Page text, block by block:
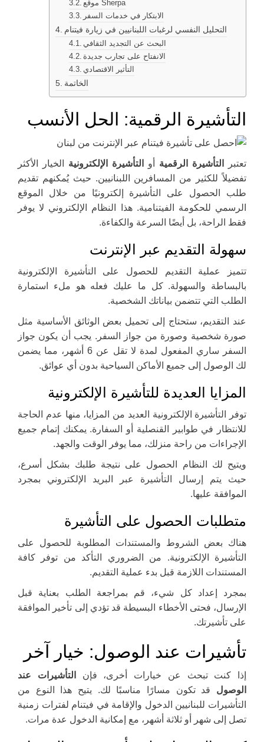
موقع Sherpa
الابتكار في خدمات السفر
التحليل النفسي لرغبات اللبنانيين في زيارة فيتنام
البحث عن التجديد الثقافي
الانفتاح على تجارب جديدة
التأثير الاقتصادي
الخاتمة
التأشيرة الرقمية: الحل الأنسب
تعتبر التأشيرة الرقمية أو التأشيرة الإلكترونية الخيار الأكثر
تفضيلاً للكثير من المسافرين اللبنانيين. حيث يُمكنهم تقديم
طلب الحصول على التأشيرة إلكترونيًا من خلال الموقع
الرسمي للحكومة الفيتنامية. هذا النظام الإلكتروني لا يوفر
فقط الراحة، بل أيضًا السرعة والكفاءة.
سهولة التقديم عبر الإنترنت
تتميز عملية التقديم للحصول على التأشيرة الإلكترونية
بالبساطة والسهولة. كل ما عليك فعله هو ملء استمارة
الطلب التي تتضمن بياناتك الشخصية.
عند التقديم، ستحتاج إلى تحميل بعض الوثائق الأساسية مثل
صورة شخصية وصورة من جواز السفر. يجب أن يكون جواز
السفر ساري المفعول لمدة لا تقل عن 6 أشهر، مما يضمن
لك الوصول إلى جميع الأماكن السياحية بدون أي عوائق.
المزايا العديدة للتأشيرة الإلكترونية
توفر التأشيرة الإلكترونية العديد من المزايا، منها عدم الحاجة
للانتظار في طوابير القنصلية أو السفارة. يمكنك إتمام جميع
الإجراءات من راحة منزلك، مما يوفر الوقت والجهد.
ويتيح لك النظام الحصول على نتيجة طلبك بشكل أسرع،
حيث يتم إرسال التأشيرة عبر البريد الإلكتروني بمجرد
الموافقة عليها.
متطلبات الحصول على التأشيرة
هناك بعض الشروط والمستندات المطلوبة للحصول على
التأشيرة الإلكترونية. من الضروري التأكد من توفر كافة
المستندات اللازمة قبل بدء عملية التقديم.
بمجرد إعداد كل شيء، قم بمراجعة الطلب بعناية قبل
الإرسال، فحتى الأخطاء البسيطة قد تؤدي إلى تأخير الموافقة
على تأشيرتك.
تأشيرات عند الوصول: خيار آخر
إذا كنت تبحث عن خيارات أخرى، فإن
التأشيرات عند
الوصول قد تكون مسارًا مناسبًا لك. يتيح هذا النوع من
التأشيرات للبنانيين الدخول والإقامة في فيتنام لفترات زمنية
تصل إلى شهر أو ثلاثة أشهر، مع إمكانية الدخول عدة مرات.